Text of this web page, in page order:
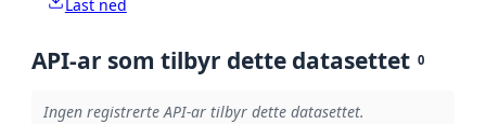
Last ned
API-ar som tilbyr dette datasettet 0
Ingen registrerte API-ar tilbyr dette datasettet.